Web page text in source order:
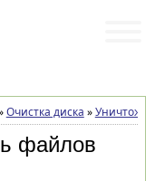
Очистка диска »
файлов